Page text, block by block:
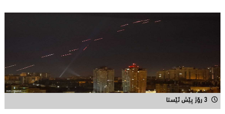
3 رۆژ پێش ئێستا